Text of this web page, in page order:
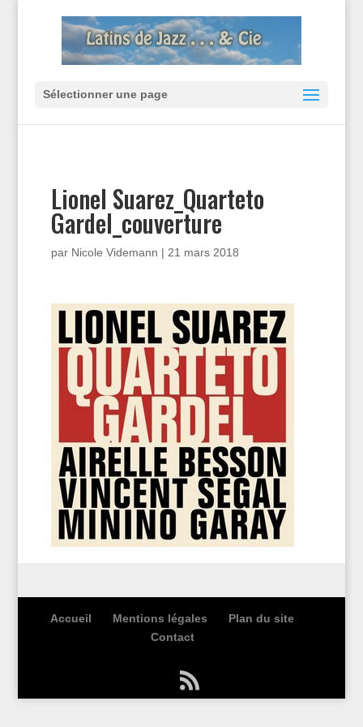
Sélectionner une page
Lionel Suarez_Quarteto
Gardel_couverture
par Nicole Videmann | 21 mars 2018
Accueil Mentions légales
Plan du site
Contact